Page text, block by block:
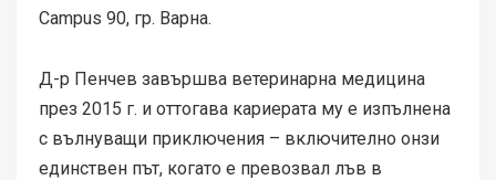
Campus 90, гр. Варна.
Д-р Пенчев завършва ветеринарна медицина
през 2015 г. и оттогава кариерата му е изпълнена
с вълнуващи приключения – включително онзи
единствен път, когато е превозвал лъв в